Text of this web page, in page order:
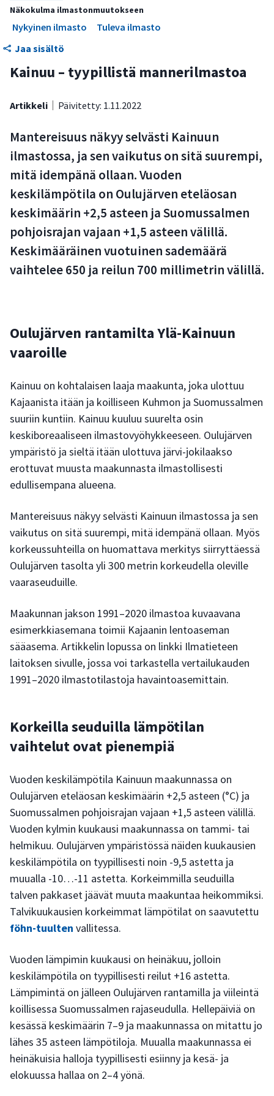
Kasvukausi on lyhyt
Kainuun ilmasto lämpenee ja sademäärä kasvaa
Näkokulma ilmastonmuutokseen
Nykyinen ilmasto
Tuleva ilmasto
Jaa sisältö
Kainuu – tyypillistä mannerilmastoa
Artikkeli Päivitetty: 1.11.2022
Mantereisuus näkyy selvästi Kainuun
ilmastossa, ja sen vaikutus on sitä suurempi,
mitä idempänä ollaan. Vuoden
keskilämpötila on Oulujärven eteläosan
keskimäärin +2,5 asteen ja Suomussalmen
pohjoisrajan vajaan +1,5 asteen välillä.
Keskimääräinen vuotuinen sademäärä
vaihtelee 650 ja reilun 700 millimetrin välillä.
Oulujärven rantamilta Ylä-Kainuun
vaaroille
Kainuu on kohtalaisen laaja maakunta, joka ulottuu
Kajaanista itään ja koilliseen Kuhmon ja Suomussalmen
suuriin kuntiin. Kainuu kuuluu suurelta osin
keskiboreaaliseen ilmastovyöhykkeeseen. Oulujärven
ympäristö ja sieltä itään ulottuva järvi-jokilaakso
erottuvat muusta maakunnasta ilmastollisesti
edullisempana alueena.
Mantereisuus näkyy selvästi Kainuun ilmastossa ja sen
vaikutus on sitä suurempi, mitä idempänä ollaan. Myös
korkeussuhteilla on huomattava merkitys siirryttäessä
Oulujärven tasolta yli 300 metrin korkeudella oleville
vaaraseuduille.
Maakunnan jakson 1991–2020 ilmastoa kuvaavana
esimerkkiasemana toimii Kajaanin lentoaseman
sääasema. Artikkelin lopussa on linkki Ilmatieteen
laitoksen sivulle, jossa voi tarkastella vertailukauden
1991–2020 ilmastotilastoja havaintoasemittain.
Korkeilla seuduilla lämpötilan
vaihtelut ovat pienempiä
Vuoden keskilämpötila Kainuun maakunnassa on
Oulujärven eteläosan keskimäärin +2,5 asteen (°C) ja
Suomussalmen pohjoisrajan vajaan +1,5 asteen välillä.
Vuoden kylmin kuukausi maakunnassa on tammi- tai
helmikuu. Oulujärven ympäristössä näiden kuukausien
keskilämpötila on tyypillisesti noin -9,5 astetta ja
muualla -10…-11 astetta. Korkeimmilla seuduilla
talven pakkaset jäävät muuta maakuntaa heikommiksi.
Talvikuukausien korkeimmat lämpötilat on saavutettu
föhn-tuulten vallitessa.
Vuoden lämpimin kuukausi on heinäkuu, jolloin
keskilämpötila on tyypillisesti reilut +16 astetta.
Lämpimintä on jälleen Oulujärven rantamilla ja viileintä
koillisessa Suomussalmen rajaseudulla. Hellepäiviä on
kesässä keskimäärin 7–9 ja maakunnassa on mitattu jo
lähes 35 asteen lämpötiloja. Muualla maakunnassa ei
heinäkuisia halloja tyypillisesti esiinny ja kesä- ja
elokuussa hallaa on 2–4 yönä.